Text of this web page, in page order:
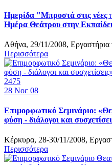
Ημερίδα "Μπροστά στις νέες
Ημέρα Θεάτρου στην
Αθήνα, 29/11/2008, Εργαστήρια
Περισσότερα
2475
28 Νοε 08
Επιμορφωτικό Σεμινάριο:
φύση - διάλογοι και
Κέρκυρα, 28-30/11/2008,
Περισσότερα